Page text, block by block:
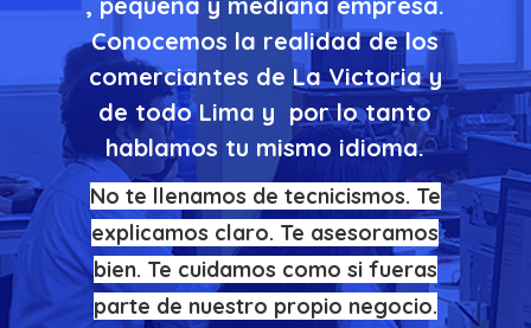
Conocemos la realidad de los
comerciantes de La Victoria y
de todo Lima y por lo tanto
hablamos tu mismo idioma.
No te llenamos de tecnicismos. Te
explicamos claro. Te asesoramos
bien. Te cuidamos como si fueras
parte de nuestro propio negocio.